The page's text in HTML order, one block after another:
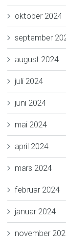
oktober 2024
september
august 2024
juli 2024
juni 2024
mai 2024
april 2024
mars 2024
februar 2024
januar 2024
november